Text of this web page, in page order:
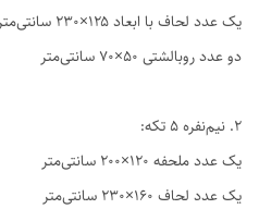
یک عدد لحاف با ابعاد ۱۲۵×۲۳۰ سانتی‌متر
دو عدد روبالشتی ۵۰×۷۰ سانتی‌متر
2. نیم‌نفره ۵ تکه:
یک عدد ملحفه ۱۲۰×۲۰۰ سانتی‌متر
یک عدد لحاف ۱۶۰×۲۳۰ سانتی‌متر